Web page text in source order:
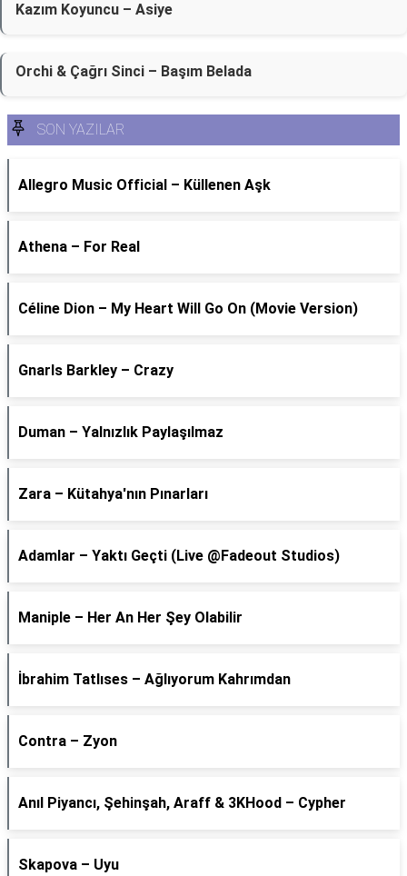
Kazım Koyuncu – Asiye
Orchi & Çağrı Sinci – Başım Belada
SON YAZILAR
Allegro Music Official – Küllenen Aşk
Athena – For Real
Céline Dion – My Heart Will Go On (Movie Version)
Gnarls Barkley – Crazy
Duman – Yalnızlık Paylaşılmaz
Zara – Kütahya'nın Pınarları
Adamlar – Yaktı Geçti (Live @Fadeout Studios)
Maniple – Her An Her Şey Olabilir
İbrahim Tatlıses – Ağlıyorum Kahrımdan
Contra – Zyon
Anıl Piyancı, Şehinşah, Araff & 3KHood – Cypher
Skapova – Uyu